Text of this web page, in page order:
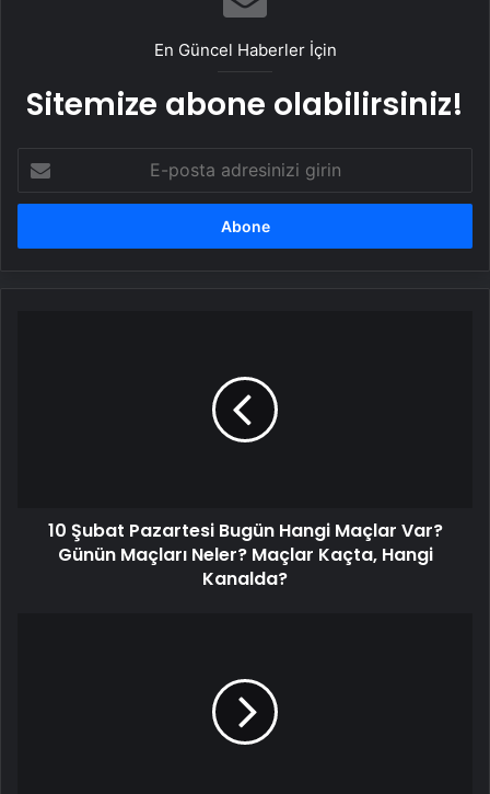
En Güncel Haberler İçin
Sitemize abone olabilirsiniz!
posta
adresinizi
Neler?
Maçlar
10 Şubat Pazartesi Bugün Hangi Maçlar Var?
Günün Maçları Neler? Maçlar Kaçta, Hangi
Kanalda?